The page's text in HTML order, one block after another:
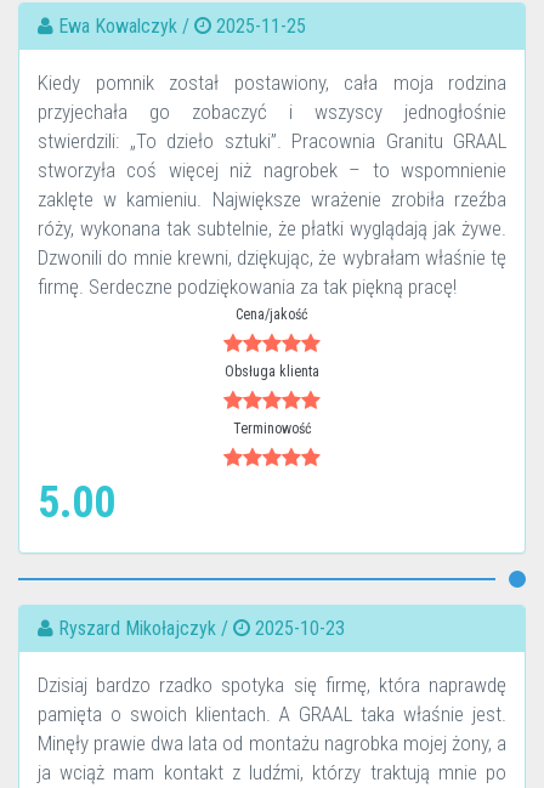
Ewa Kowalczyk / 2025-11-25
Kiedy pomnik został postawiony, cała moja rodzina
przyjechała go zobaczyć i wszyscy jednogłośnie
stwierdzili: „To dzieło sztuki”. Pracownia Granitu GRAAL
stworzyła coś więcej niż nagrobek – to wspomnienie
zaklęte w kamieniu. Największe wrażenie zrobiła rzeźba
róży, wykonana tak subtelnie, że płatki wyglądają jak żywe.
Dzwonili do mnie krewni, dziękując, że wybrałam właśnie tę
firmę. Serdeczne podziękowania za tak piękną pracę!
Cena/jakość
Obsługa klienta
Terminowość
5.00
Ryszard Mikołajczyk / 2025-10-23
Dzisiaj bardzo rzadko spotyka się firmę, która naprawdę
pamięta o swoich klientach. A GRAAL taka właśnie jest.
Minęły prawie dwa lata od montażu nagrobka mojej żony, a
ja wciąż mam kontakt z ludźmi, którzy traktują mnie po